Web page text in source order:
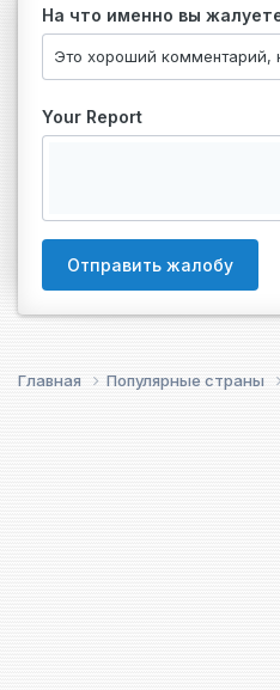
На что именно вы
Your Report
Отправить жалобу
Главная Популярные страны